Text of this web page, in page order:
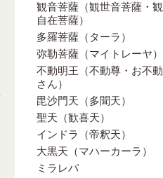
観音菩薩（観世音菩薩・観
自在菩薩）
多羅菩薩（ターラ）
弥勒菩薩（マイトレーヤ）
不動明王（不動尊・お不動
さん）
毘沙門天（多聞天）
聖天（歓喜天）
インドラ（帝釈天）
大黒天（マハーカーラ）
ミラレパ